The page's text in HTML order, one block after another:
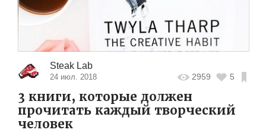
Steak Lab
24 июл. 2018 2959 5
3 книги, которые должен
прочитать каждый творческий
человек